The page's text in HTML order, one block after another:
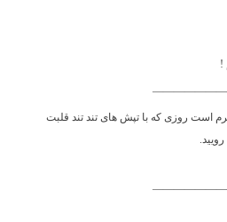
!
است روزی که با تپش های تند تند قلبت